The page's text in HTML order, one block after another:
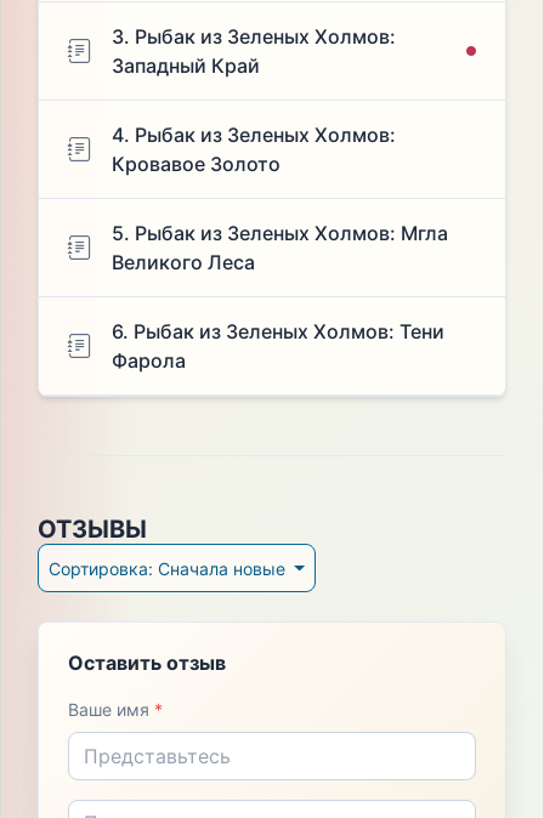
3. Рыбак из Зеленых Холмов:
Западный Край
4. Рыбак из Зеленых Холмов:
Кровавое Золото
5. Рыбак из Зеленых Холмов: Мгла
Великого Леса
6. Рыбак из Зеленых Холмов: Тени
Фарола
ОТЗЫВЫ
Сортировка: Сначала новые
Оставить отзыв
Ваше имя *